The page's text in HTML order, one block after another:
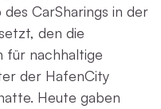
CarSharings in der
den die
für nachhaltige
der HafenCity
Heute gaben